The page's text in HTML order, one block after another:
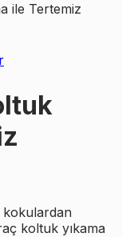
ile Tertemiz
kokulardan
koltuk yıkama